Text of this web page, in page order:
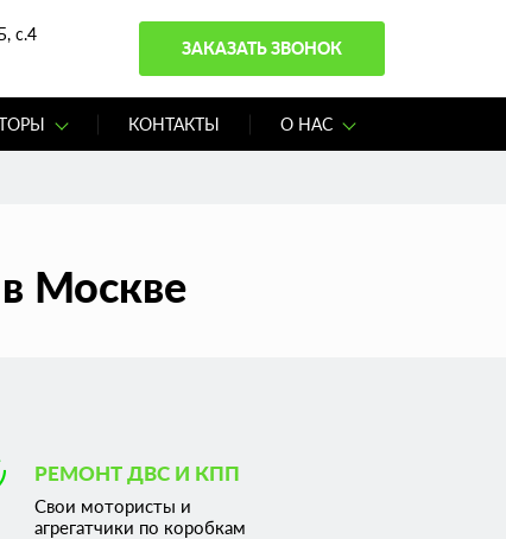
с.4
ЗАКАЗАТЬ ЗВОНОК
КОНТАКТЫ О НАС
Москве
РЕМОНТ ДВС И КПП
Свои мотористы и
агрегатчики по коробкам